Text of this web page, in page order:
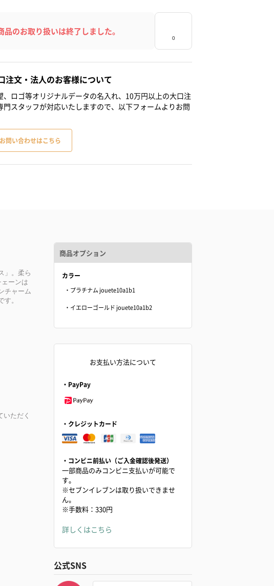
品のお取り扱いは終了しました。
注文・法人のお客様について
、ロゴ等オリジナルデータの名入れ、10万円以上の大口注
門スタッフが対応いたしますので、以下フォームよりお問
問い合わせはこちら
商品オプション
カラー
・プラチナム jouete10a1b1
・イエローゴールド jouete10a1b2
お支払い方法について
・PayPay
・クレジットカード
・コンビニ前払い（ご入金確認後発送）
一部商品のみコンビニ支払いが可能で
す。
※セブンイレブンは取り扱いできませ
ん。
※手数料：330円
詳しくはこちら
公式SNS